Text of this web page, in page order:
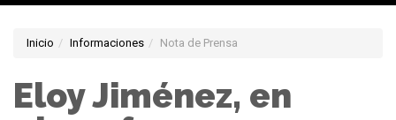
Inicio Informaciones Nota de Prensa
Eloy Jiménez, en